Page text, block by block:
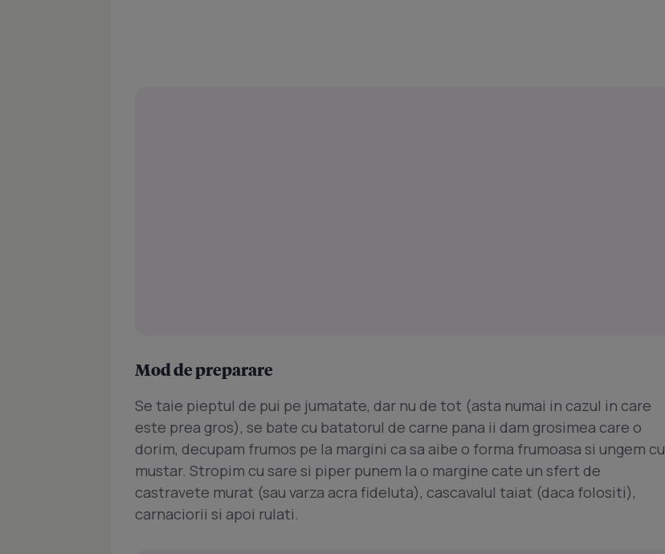
Mod de preparare
Se taie pieptul de pui pe jumatate, dar nu de tot (asta numai in cazul in care
este prea gros), se bate cu batatorul de carne pana ii dam grosimea care o
dorim, decupam frumos pe la margini ca sa aibe o forma frumoasa si ungem cu
mustar. Stropim cu sare si piper punem la o margine cate un sfert de
castravete murat (sau varza acra fideluta), cascavalul taiat (daca folositi),
carnaciorii si apoi rulati.